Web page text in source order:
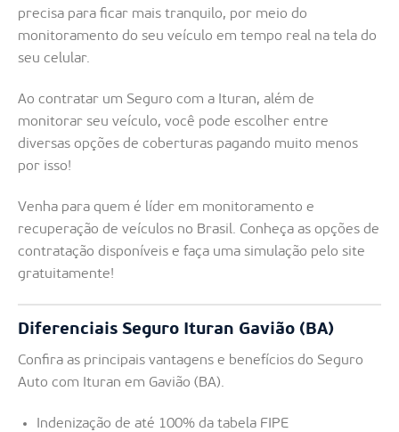
precisa para ficar mais tranquilo, por meio do
monitoramento do seu veículo em tempo real na tela do
seu celular.
Ao contratar um Seguro com a Ituran, além de
monitorar seu veículo, você pode escolher entre
diversas opções de coberturas pagando muito menos
por isso!
Venha para quem é líder em monitoramento e
recuperação de veículos no Brasil. Conheça as opções de
contratação disponíveis e faça uma simulação pelo site
gratuitamente!
Diferenciais Seguro Ituran Gavião (BA)
Confira as principais vantagens e benefícios do Seguro
Auto com Ituran em Gavião (BA).
Indenização de até 100% da tabela FIPE